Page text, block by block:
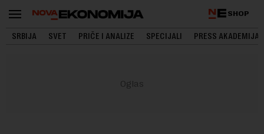
SHOP
SRBIJA SVET PRIČE I ANALIZE SPECIJALI PRESS AKADEMIJA